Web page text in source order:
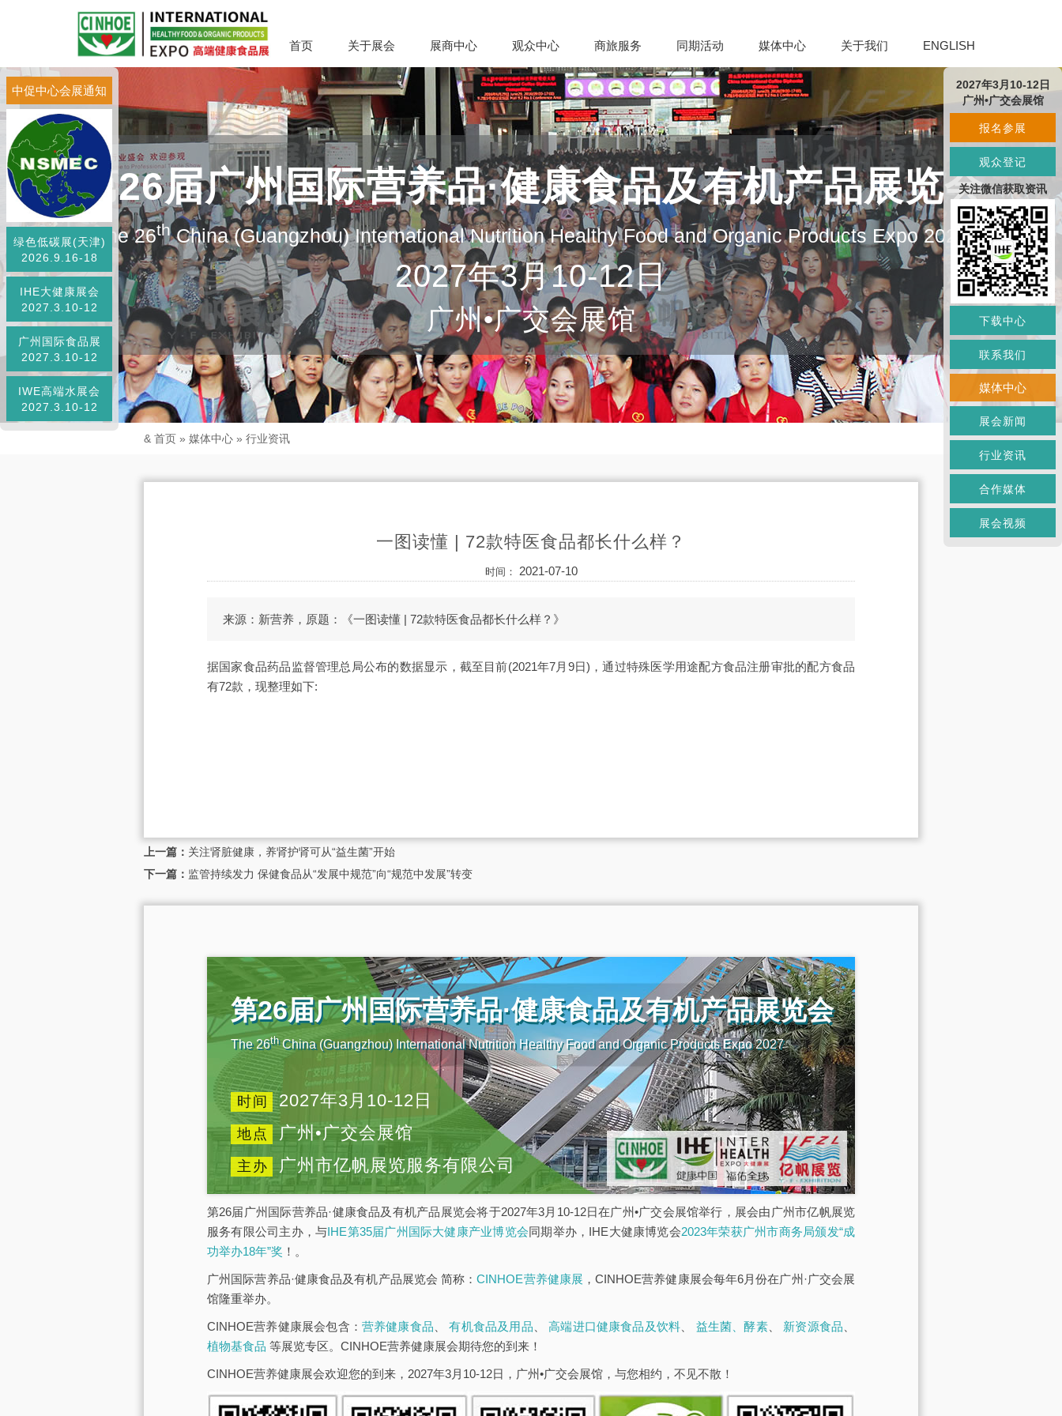
首页 关于展会 展商中心 观众中心 商旅服务 同期活动 媒体中心 关于我们 ENGLISH
第26届广州国际营养品·健康食品及有机产品展览会
The 26thChina (Guangzhou) International Nutrition Healthy Food and Organic Products Expo 2027
2027年3月10-12日
广州•广交会展馆
中促中心会展通知
绿色低碳展(天津)
2026.9.16-18
IHE大健康展会
2027.3.10-12
广州国际食品展
2027.3.10-12
IWE高端水展会
2027.3.10-12
& 首页 » 媒体中心 » 行业资讯
一图读懂 | 72款特医食品都长什么样？
时间： 2021-07-10
来源：新营养，原题：《一图读懂 | 72款特医食品都长什么样？》
据国家食品药品监督管理总局公布的数据显示，截至目前(2021年7月9日)，通过特殊医学用途配方食品注册审批的配方食品
有72款，现整理如下:
上一篇： 关注肾脏健康，养肾护肾可从“益生菌”开始
下一篇： 监管持续发力 保健食品从“发展中规范”向“规范中发展”转变
第26届广州国际营养品·健康食品及有机产品展览会
The 26thChina (Guangzhou) International Nutrition Healthy Food and Organic Products Expo 2027
时间 2027年3月10-12日
地点 广州•广交会展馆
主办 广州市亿帆展览服务有限公司
第26届广州国际营养品·健康食品及有机产品展览会将于2027年3月10-12日在广州•广交会展馆举行，展会由广州市亿帆展览
服务有限公司主办，与IHE第35届广州国际大健康产业博览会同期举办，IHE大健康博览会2023年荣获广州市商务局颁发“成
功举办18年”奖 ！。
广州国际营养品·健康食品及有机产品展览会 简称：CINHOE营养健康展 ，CINHOE营养健康展会每年6月份在广州·广交会展
馆隆重举办。
CINHOE营养健康展会包含： 营养健康食品 、有机食品及用品 、高端进口健康食品及饮料 益生菌、酵素、 新资源食品
植物基食品 等展览专区。CINHOE营养健康展会期待您的到来！
CINHOE营养健康展会欢迎您的到来，2027年3月10-12日，广州•广交会展馆，与您相约，不见不散！
2027年3月10-12日
广州•广交会展馆
报名参展
观众登记
关注微信获取资讯
下载中心
联系我们
媒体中心
展会新闻
行业资讯
合作媒体
展会视频